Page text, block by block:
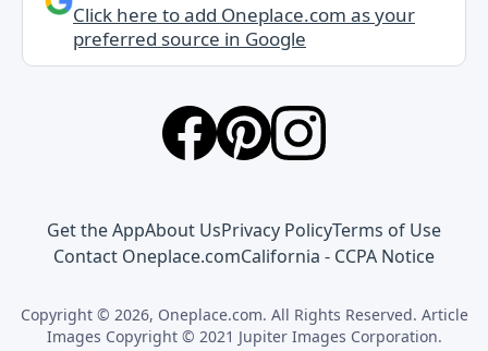
Click here to add Oneplace.com as your
preferred source in Google
Get the AppAbout UsPrivacy PolicyTerms of Use
Contact Oneplace.comCalifornia - CCPA Notice
Copyright © 2026, Oneplace.com. All Rights Reserved. Article
Images Copyright © 2021 Jupiter Images Corporation.